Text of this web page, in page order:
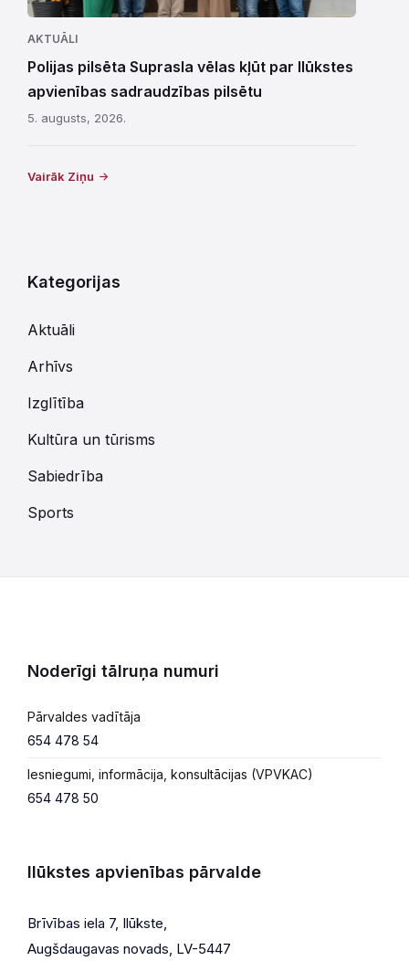
AKTUĀLI
Polijas pilsēta Suprasla vēlas kļūt par Ilūkstes
apvienības sadraudzības pilsētu
5. augusts, 2026.
Vairāk Ziņu
Kategorijas
Aktuāli
Arhīvs
Izglītība
Kultūra un tūrisms
Sabiedrība
Sports
Noderīgi tālruņa numuri
Pārvaldes vadītāja
654 478 54
Iesniegumi, informācija, konsultācijas (VPVKAC)
654 478 50
Ilūkstes apvienības pārvalde
Brīvības iela 7, Ilūkste,
Augšdaugavas novads, LV-5447